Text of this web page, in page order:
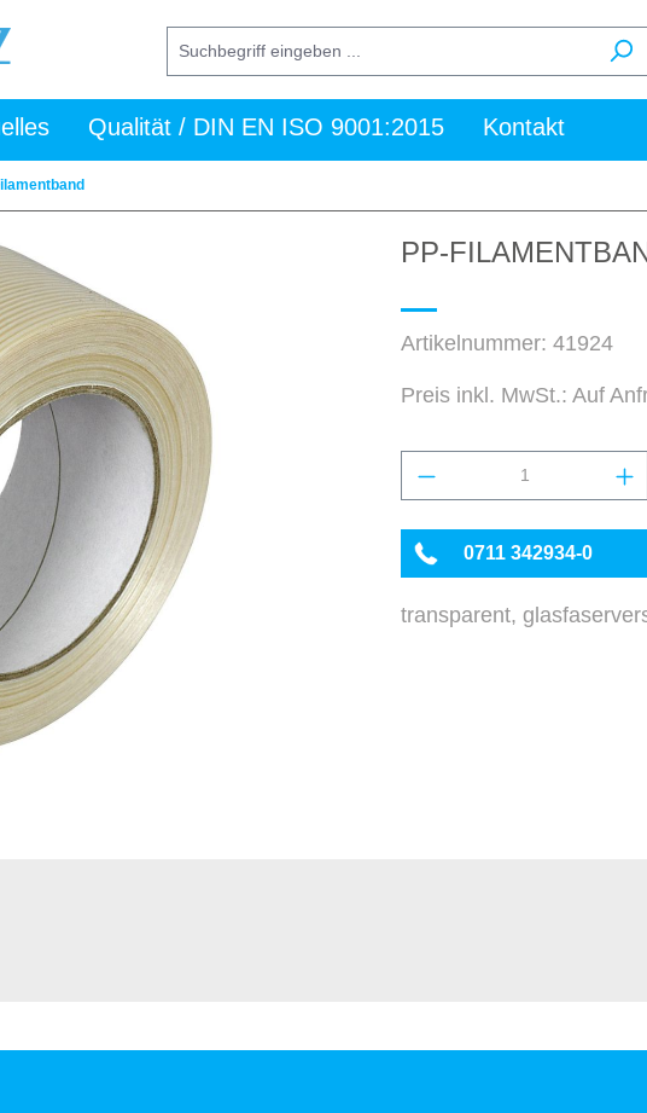
Qualität / DIN EN ISO 9001:2015 Kontakt
PP-
Artikelnummer: 41924
Preis inkl. MwSt.: Auf
Produkt Anzahl:
0711 342934-0
transparent,